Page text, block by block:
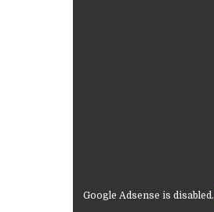
Google Adsense is disabled.